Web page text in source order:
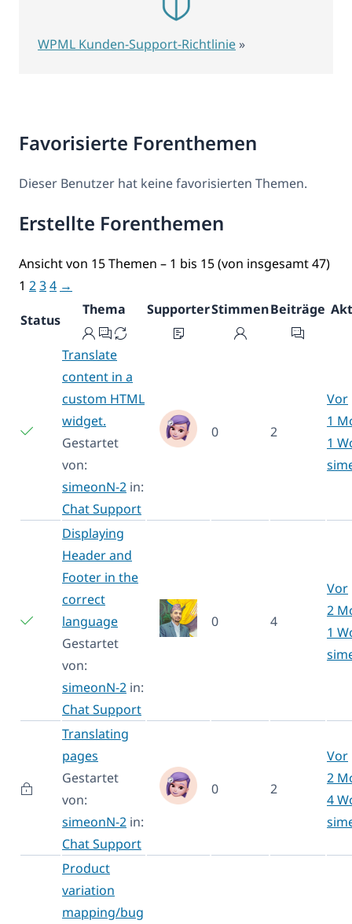
Favorisierte Forenthemen
Dieser Benutzer hat keine favorisierten Themen.
Erstellte Forenthemen
Ansicht von 15 Themen – 1 bis 15 (von insgesamt 47)
1 234 →
Status
Thema SupporterStimmenBeiträge
Translate
content in a
custom HTML
widget.
Gestartet
von:
simeonN-2 in:
Chat Support
0 2
Vor
1
1
Displaying
Header and
Footer in the
correct
language
Gestartet
von:
simeonN-2 in:
Chat Support
0 4
Vor
2
1
Translating
pages
Gestartet
von:
simeonN-2 in:
Chat Support
0 2
Vor
2
4
Product
variation
mapping/bug
WPML Kunden-Support-Richtlinie »